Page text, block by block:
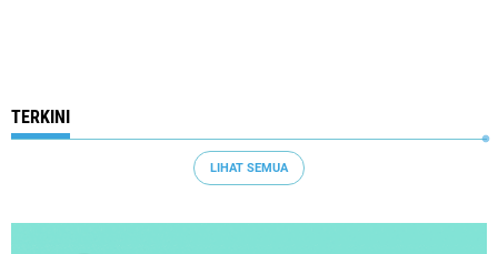
TERKINI
LIHAT SEMUA